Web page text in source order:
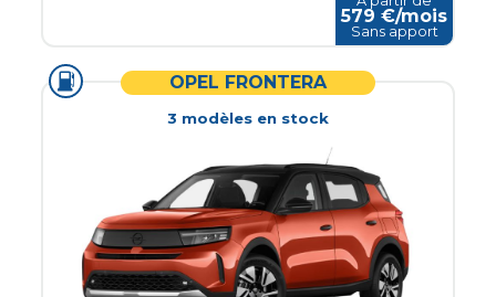
579 €/mois
Sans apport
OPEL FRONTERA
3 modèles en stock